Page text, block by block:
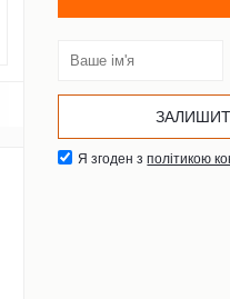
Я згоден зполітикою